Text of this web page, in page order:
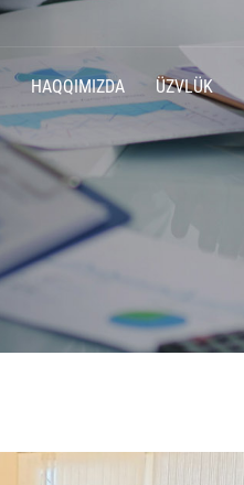
HAQQIMIZDA ÜZVLÜK